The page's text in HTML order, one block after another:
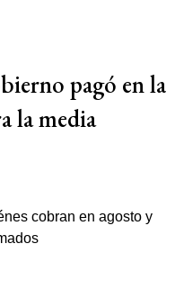
pagó en la
la media